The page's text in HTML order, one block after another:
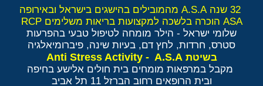
32 שנה A.S.A מהמובילים בהישגים בישראל ובאירופה
ASA הוכרה בלשכה למקצועות בריאות משלימים RCP
שלומי ישראל - הילר מומחה לטיפול טבעי בהפרעות
סטרס, חרדות, לחץ דם, בעיות שינה, פיברומיאלגיה
בשיטת Anti Stress Activity - A.S.A
מקבל במרפאות מומחים בית חולים אלישע בחיפה
ובית הרופאים רחוב הברזל 11 תל אביב